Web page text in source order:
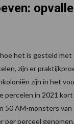
het is gesteld met
zijn er
zijn in het
percelen in 2021
50 AM-monsters
per perceel